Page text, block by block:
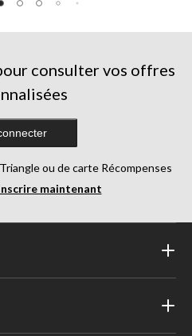
consulter vos offres
ou de carte Récompenses
maintenant